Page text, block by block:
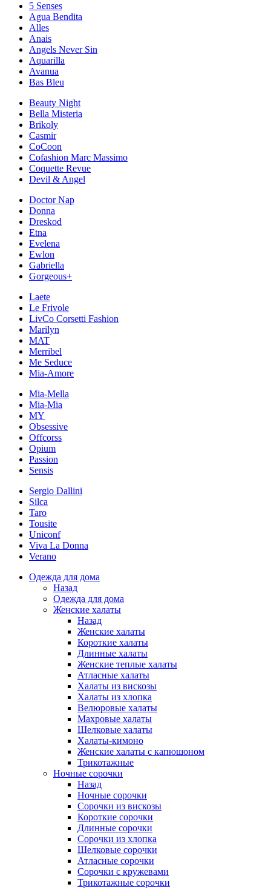
5 Senses
Agua Bendita
Alles
Anais
Angels Never Sin
Aquarilla
Avanua
Bas Bleu
Beauty Night
Bella Misteria
Brikoly
Casmir
CoCoon
Cofashion Marc Massimo
Coquette Revue
Devil & Angel
Doctor Nap
Donna
Dreskod
Etna
Evelena
Ewlon
Gabriella
Gorgeous+
Laete
Le Frivole
LivCo Corsetti Fashion
Marilyn
MAT
Merribel
Me Seduce
Mia-Amore
Mia-Mella
Mia-Mia
MY
Obsessive
Offcorss
Opium
Passion
Sensis
Sergio Dallini
Silca
Taro
Tousite
Uniconf
Viva La Donna
Verano
Одежда для дома
Назад
Одежда для дома
Женские халаты
Назад
Женские халаты
Короткие халаты
Длинные халаты
Женские теплые халаты
Атласные халаты
Халаты из вискозы
Халаты из хлопка
Велюровые халаты
Махровые халаты
Шелковые халаты
Халаты-кимоно
Женские халаты с капюшоном
Трикотажные
Ночные сорочки
Назад
Ночные сорочки
Сорочки из вискозы
Короткие сорочки
Длинные сорочки
Сорочки из хлопка
Шелковые сорочки
Атласные сорочки
Сорочки с кружевами
Трикотажные сорочки